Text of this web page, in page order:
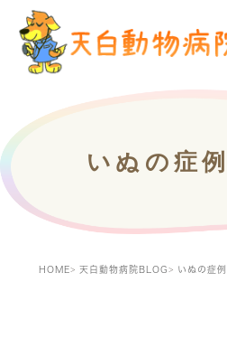
いぬの症
HOME 天白動物病院BLOG いぬの症